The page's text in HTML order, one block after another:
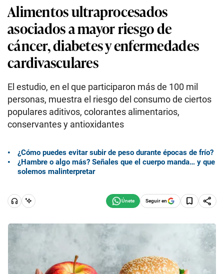
Alimentos ultraprocesados
asociados a mayor riesgo de
cáncer, diabetes y enfermedades
cardivasculares
El estudio, en el que participaron más de 100 mil
personas, muestra el riesgo del consumo de ciertos
populares aditivos, colorantes alimentarios,
conservantes y antioxidantes
¿Cómo puedes evitar subir de peso durante épocas de frío?
¿Hambre o algo más? Señales que el cuerpo manda… y que
solemos malinterpretar
Seguir en